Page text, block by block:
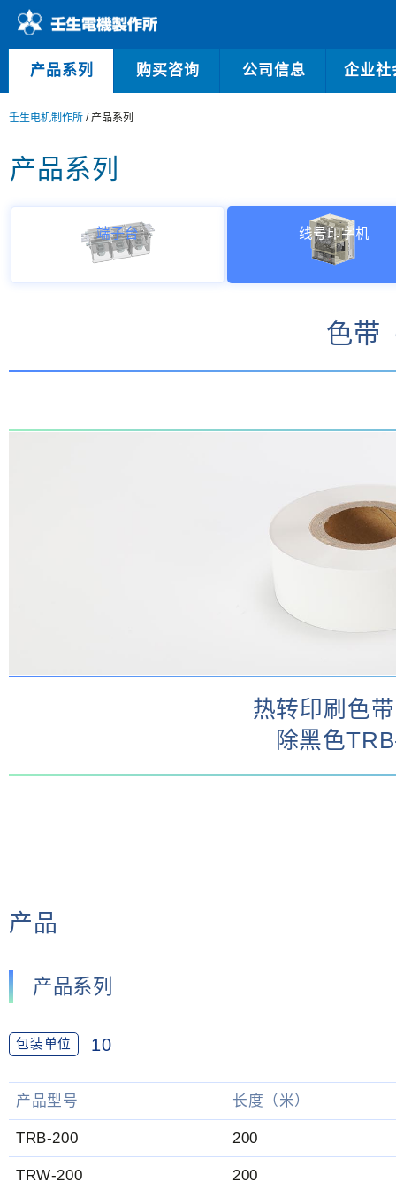
产品系列 购买咨询 公司信息 企业社
壬生电机制作所 / 产品系列
产品系列
端子台 线号印字机
色带
热转印刷色
除黑色
产品
产品系列
包装单位 10
产品型号 长度（米）
TRB-200 200
TRW-200 200